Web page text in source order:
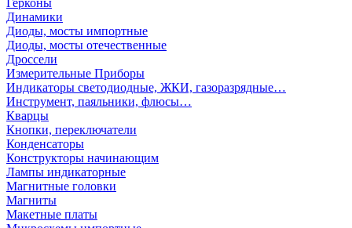
Динамики
Диоды, мосты импортные
Диоды, мосты отечественные
Дроссели
Измерительные Приборы
Индикаторы светодиодные, ЖКИ, газоразрядные…
Инструмент, паяльники, флюсы…
Кварцы
Кнопки, переключатели
Конденсаторы
Конструкторы начинающим
Лампы индикаторные
Магнитные головки
Магниты
Макетные платы